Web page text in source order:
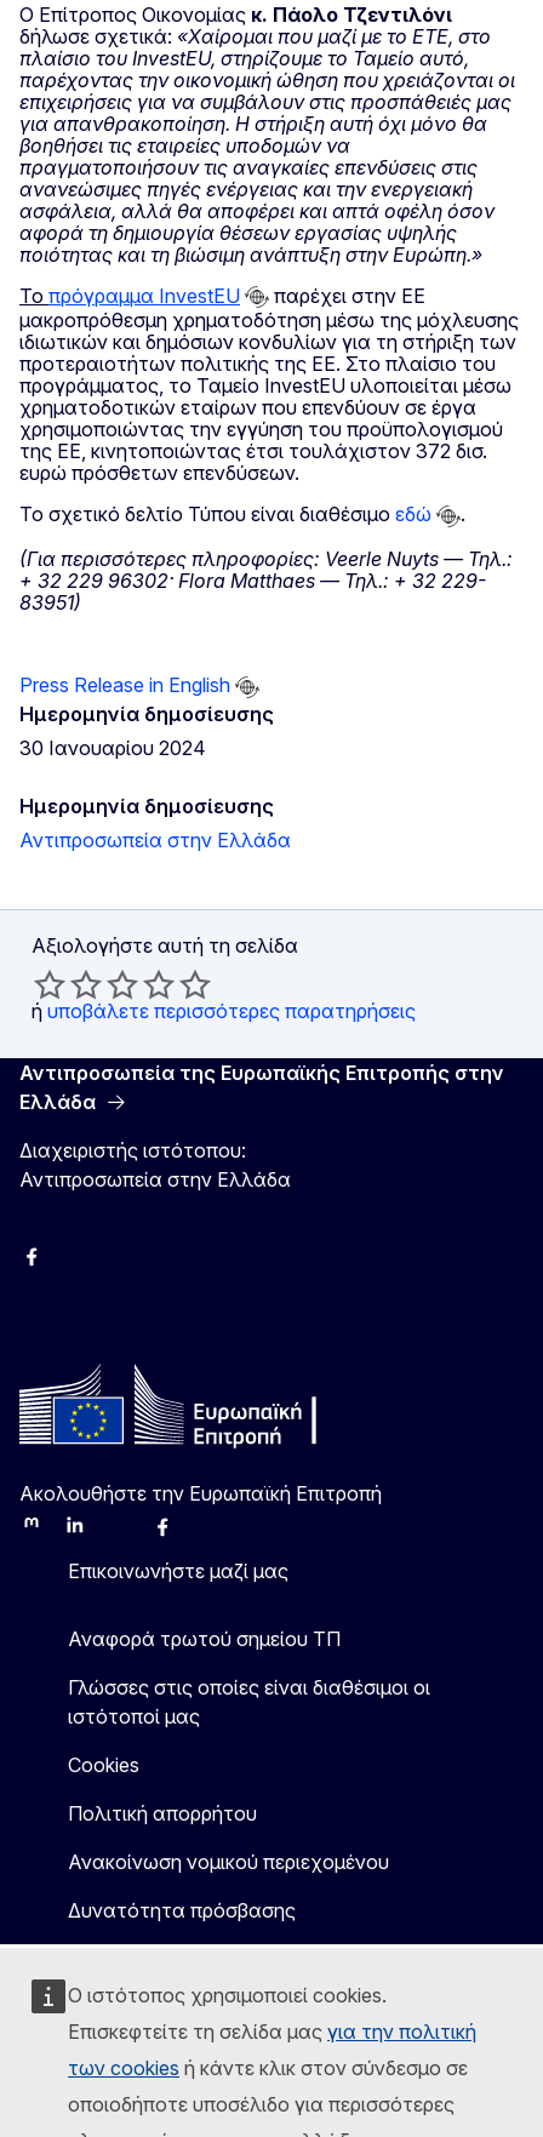
Ο ιστότοπος χρησιμοποιεί cookies.
Επισκεφτείτε τη σελίδα μας για την πολιτική
των cookies ή κάντε κλικ στον σύνδεσμο σε
οποιοδήποτε υποσέλιδο για περισσότερες
Ο Επίτροπος Οικονομίας κ. Πάολο Τζεντιλόνι
δήλωσε σχετικά: «Χαίρομαι που μαζί με το ΕΤΕ, στο
πλαίσιο του InvestEU, στηρίζουμε το Ταμείο αυτό,
παρέχοντας την οικονομική ώθηση που χρειάζονται οι
επιχειρήσεις για να συμβάλουν στις προσπάθειές μας
για απανθρακοποίηση. Η στήριξη αυτή όχι μόνο θα
βοηθήσει τις εταιρείες υποδομών να
πραγματοποιήσουν τις αναγκαίες επενδύσεις στις
ανανεώσιμες πηγές ενέργειας και την ενεργειακή
ασφάλεια, αλλά θα αποφέρει και απτά οφέλη όσον
αφορά τη δημιουργία θέσεων εργασίας υψηλής
ποιότητας και τη βιώσιμη ανάπτυξη στην Ευρώπη.»
Το πρόγραμμα InvestEU
παρέχει στην ΕΕ
μακροπρόθεσμη χρηματοδότηση μέσω της μόχλευσης
ιδιωτικών και δημόσιων κονδυλίων για τη στήριξη των
προτεραιοτήτων πολιτικής της ΕΕ. Στο πλαίσιο του
προγράμματος, το Ταμείο InvestEU υλοποιείται μέσω
χρηματοδοτικών εταίρων που επενδύουν σε έργα
χρησιμοποιώντας την εγγύηση του προϋπολογισμού
της ΕΕ, κινητοποιώντας έτσι τουλάχιστον 372 δισ.
ευρώ πρόσθετων επενδύσεων.
Το σχετικό δελτίο Τύπου είναι διαθέσιμο εδώ
.
(Για περισσότερες πληροφορίες: Veerle Nuyts — Τηλ.:
+ 32 229 96302· Flora Matthaes — Τηλ.: + 32 229-
83951)
Press Release in English
Ημερομηνία δημοσίευσης
30 Ιανουαρίου 2024
Ημερομηνία δημοσίευσης
Αντιπροσωπεία στην Ελλάδα
Αξιολογήστε αυτή τη σελίδα
ή υποβάλετε περισσότερες παρατηρήσεις
Αντιπροσωπεία της Ευρωπαϊκής Επιτροπής στην
Ελλάδα
Διαχειριστής ιστότοπου:
Αντιπροσωπεία στην Ελλάδα
Facebook
Ακολουθήστε την Ευρωπαϊκή Επιτροπή
MastodonLinkedInBlueskyFacebook
Επικοινωνήστε μαζί μας
Αναφορά τρωτού σημείου ΤΠ
Γλώσσες στις οποίες είναι διαθέσιμοι οι
ιστότοποί μας
Cookies
Πολιτική απορρήτου
Ανακοίνωση νομικού περιεχομένου
Δυνατότητα πρόσβασης